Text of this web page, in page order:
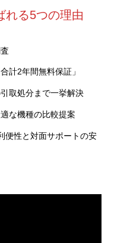
れる5つの理由
計2年間無料保証」
取処分まで一挙解決
な機種の比較提案
便性と対面サポートの安